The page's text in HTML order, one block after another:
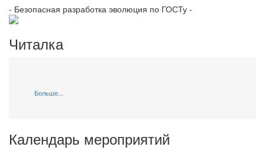
- Безопасная разработка эволюция по ГОСТу -
Читалка
Больше...
Календарь мероприятий